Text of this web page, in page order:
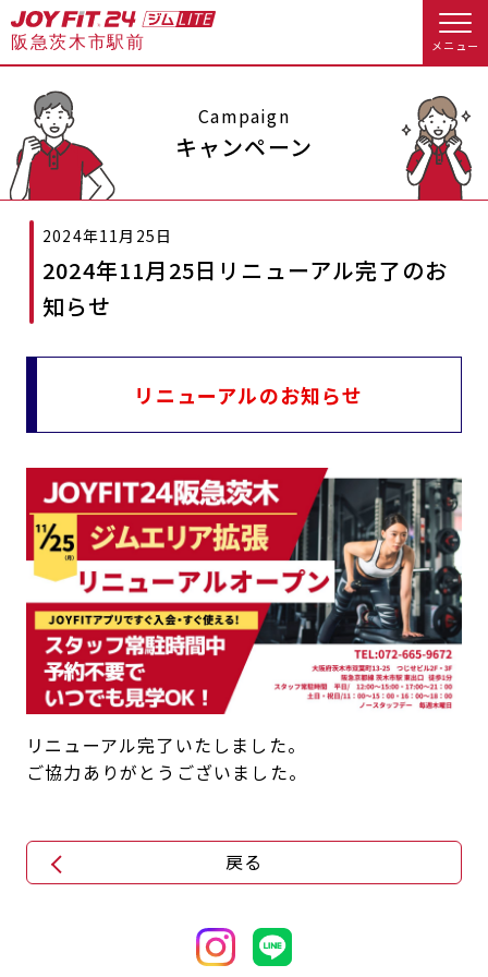
阪急茨木市駅前 メニュー
店舗トップ
会員様向けのご案内
会員の方へトップ
会員様へのお知らせ
店舗情報・サービス よくあるご質問
入会のお手続きをする
料金・サービス等詳しく見る
キャンペーン 料金のご案内
店舗情報・サービス
見学・体験 入会方法
よくあるご質問 店舗へのお問い合わせ
JOYFIT総合トップ JOYFIT
JOYFIT24 JOYFIT YOGA
JOYFIT+ 店舗を探す
Campaign
キャンペーン
2024年11月25日
2024年11月25日リニューアル完了のお
知らせ
リニューアルのお知らせ
リニューアル完了いたしました。
ご協力ありがとうございました。
戻る